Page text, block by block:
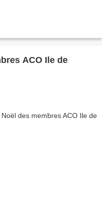
ACO Ile de